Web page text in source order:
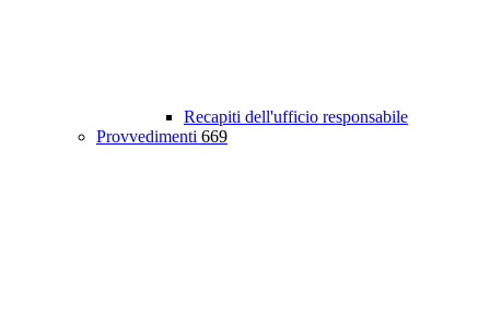
Recapiti dell'ufficio responsabile
Provvedimenti 669